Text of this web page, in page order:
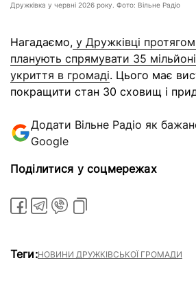
Дружківка у червні 2026 року. Фото: Вільне Радіо
Нагадаємо, у Дружківці
планують спрямувати 35
укриття в громаді. Цього має
покращити стан 30 сховищ і
Додати Вільне Радіо як
Google
Поділитися у соцмережах
Теги:НОВИНИ ДРУЖКІВСЬКОЇ ГРОМАДИ